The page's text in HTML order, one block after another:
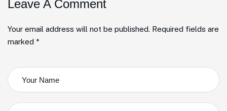
Leave A Comment
Your email address will not be published. Required fields are
marked *